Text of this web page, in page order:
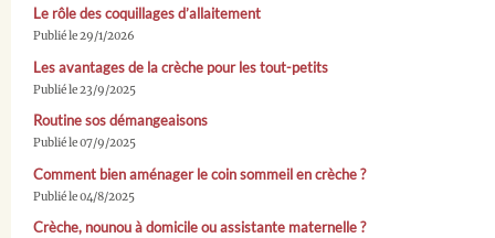
Le rôle des coquillages d’allaitement
Publié le 29/1/2026
Les avantages de la crèche pour les tout-petits
Publié le 23/9/2025
Routine sos démangeaisons
Publié le 07/9/2025
Comment bien aménager le coin sommeil en crèche ?
Publié le 04/8/2025
Crèche, nounou à domicile ou assistante maternelle ?